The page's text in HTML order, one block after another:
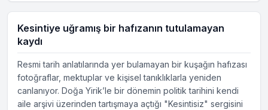
Kesintiye uğramış bir hafızanın tutulamayan
kaydı
Resmi tarih anlatılarında yer bulamayan bir kuşağın hafızası
fotoğraflar, mektuplar ve kişisel tanıklıklarla yeniden
canlanıyor. Doğa Yirik’le bir dönemin politik tarihini kendi
aile arşivi üzerinden tartışmaya açtığı "Kesintisiz" sergisini